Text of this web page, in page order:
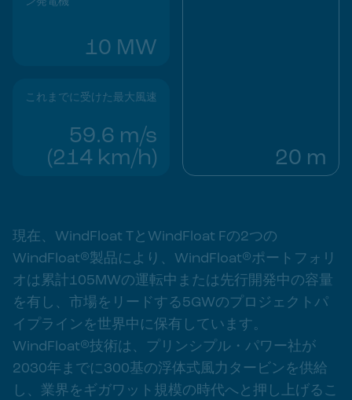
10 MW
20 m
これまでに受けた最大風速
59.6 m/s
(214 km/h)
現在、WindFloat TとWindFloat Fの2つの
WindFloat®製品により、WindFloat®ポートフォリ
オは累計105MWの運転中または先行開発中の容量
を有し、市場をリードする5GWのプロジェクトパ
イプラインを世界中に保有しています。
WindFloat®技術は、プリンシプル・パワー社が
2030年までに300基の浮体式風力タービンを供給
し、業界をギガワット規模の時代へと押し上げるこ